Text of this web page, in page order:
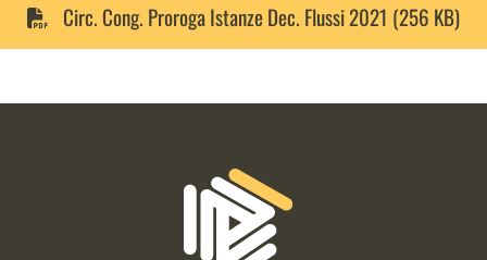
Circ. Cong. Proroga Istanze Dec. Flussi 2021 (256 KB)
Informazioni di contatto e link